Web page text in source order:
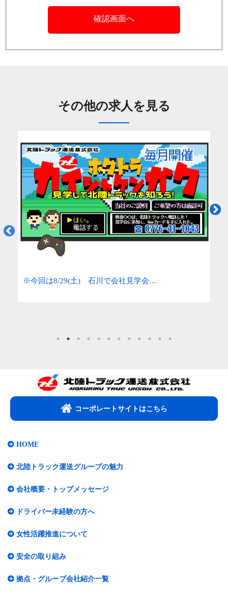
その他の求人を見る
※今回は8/29(土) 石川で会社見学会…
コーポレートサイトはこちら​
HOME
北陸トラック運送グループの魅力
会社概要・トップメッセージ​
ドライバー未経験の方へ
女性活躍推進について​
安全の取り組み
拠点・グループ会社紹介一覧​